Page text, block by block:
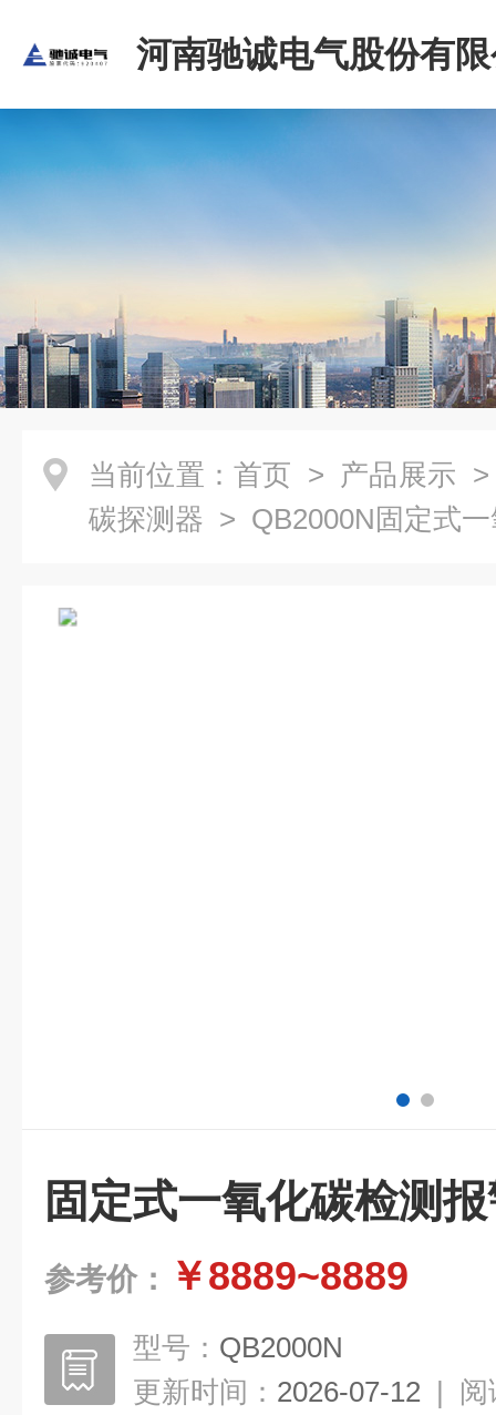
河南驰诚电气股份有
当前位置： 首页 > 产品展示
碳探测器 > QB2000N固定式
固定式一氧化碳检测
参考价： ￥8889~8889
型号： QB2000N
更新时间： 2026-07-12 | 阅